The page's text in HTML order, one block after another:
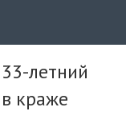
летний
краже